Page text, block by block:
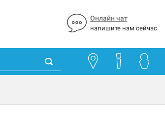
Онлайн чат
напишите нам сейчас